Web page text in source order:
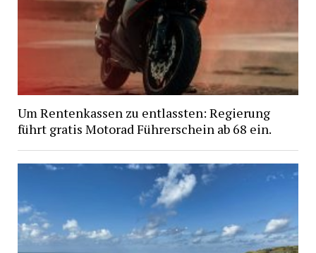
Um Rentenkassen zu entlassten: Regierung
führt gratis Motorad Führerschein ab 68 ein.